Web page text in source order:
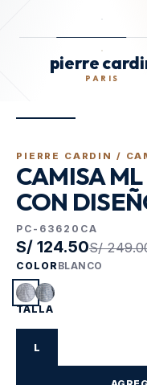
pierre
PARIS
PARIS
/TIENDA/
CAMISA ML ETIQUETA
PIERRE CARDIN /
CAMISA
CON
PC-63620CA
S/ 124.50S/
COLORBLANCO
TALLA
L